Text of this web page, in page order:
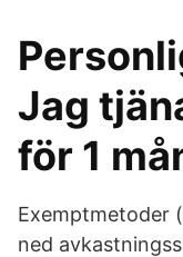
Jag
för 1
Exemptmetoder
ned